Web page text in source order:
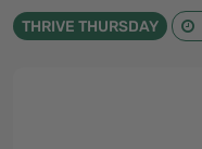
THRIVE THURSDAY